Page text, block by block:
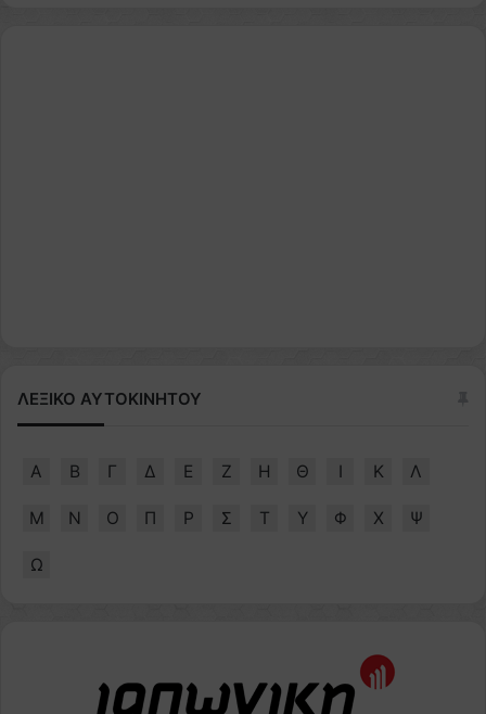
ΛΕΞΙΚΟ ΑΥΤΟΚΙΝΗΤΟΥ
Α Β Γ Δ Ε Ζ Η Θ Ι Κ Λ
Μ Ν Ο Π Ρ Σ Τ Υ Φ Χ Ψ
Ω